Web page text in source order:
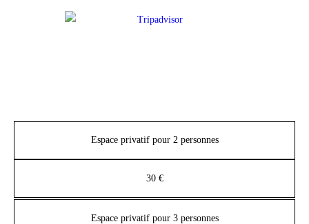
Espace privatif pour 2 personnes
30 €
Espace privatif pour 3 personnes